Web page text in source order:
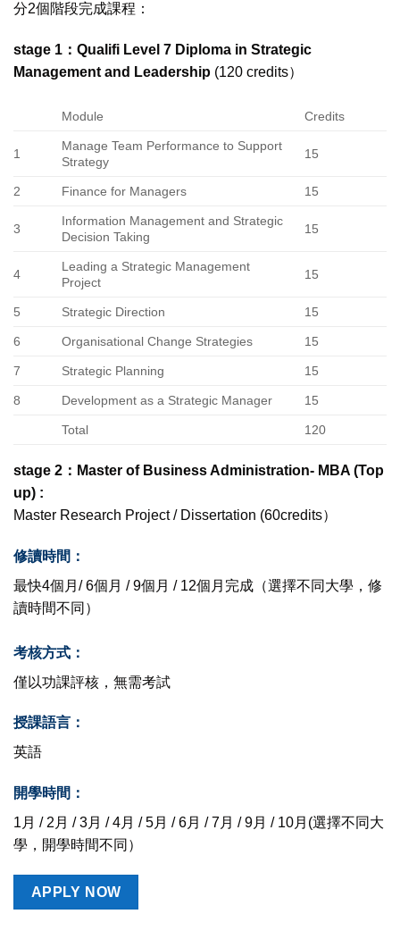
分2個階段完成課程：
stage 1：Qualifi Level 7 Diploma in Strategic
Management and Leadership (120 credits）
Module Credits
1
Manage Team Performance to Support
Strategy
15
2 Finance for Managers 15
3
Information Management and Strategic
Decision Taking
15
4
Leading a Strategic Management
Project
15
5 Strategic Direction 15
6 Organisational Change Strategies 15
7 Strategic Planning 15
8 Development as a Strategic Manager 15
Total 120
stage 2：Master of Business Administration- MBA (Top
up) :
Master Research Project / Dissertation (60credits）
修讀時間：
最快4個月/ 6個月 / 9個月 / 12個月完成（選擇不同大學，修
讀時間不同）
考核方式：
僅以功課評核，無需考試
授課語言：
英語
開學時間：
1月 / 2月 / 3月 / 4月 / 5月 / 6月 / 7月 / 9月 / 10月(選擇不同大
學，開學時間不同）
APPLY NOW